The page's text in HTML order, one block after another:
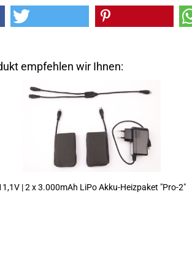
empfehlen wir Ihnen:
| 2 x 3.000mAh LiPo Akku-​Heiz­pa­ket "Pro-2"